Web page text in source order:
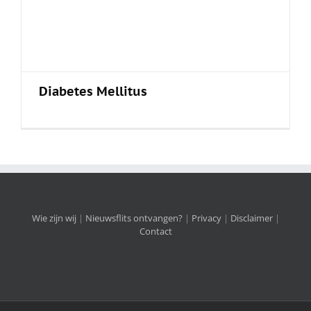
Diabetes Mellitus
Wie zijn wij | Nieuwsflits ontvangen? | Privacy| Disclaimer|
Contact